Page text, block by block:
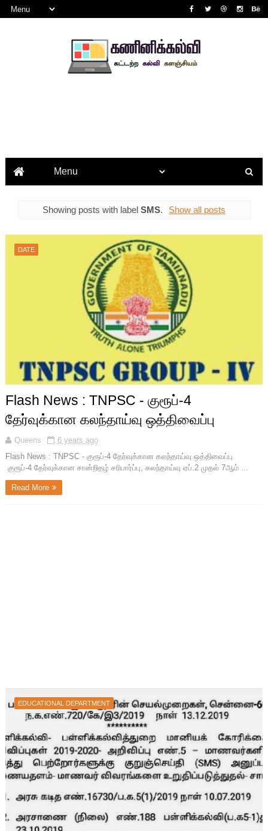
Showing posts with label SMS. Show all posts
DATE
Flash News : TNPSC - குரூப்-4
தேர்வுக்கான கலந்தாய்வு ஒத்திவைப்பு
Queens
6 years ago
Flash News : TNPSC - குரூப்-4 தேர்வுக்கான கலந்தாய்வு ஒத்திவைப்பு
குரூப்-4 தேர்வுக்கான சான்றிதழ் சரிபார்ப்பு, கலந்தாய்வு ஏப்.2 முதல் 7ஆம் ...
Read More
EDUCATIONAL DEPARTMENT